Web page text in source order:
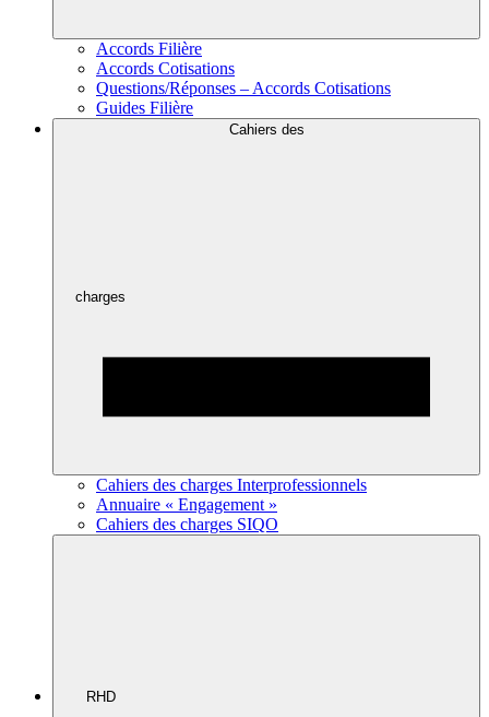
Accords Filière
Accords Cotisations
Questions/Réponses – Accords Cotisations
Guides Filière
Cahiers des
charges
Cahiers des charges Interprofessionnels
Annuaire « Engagement »
Cahiers des charges SIQO
RHD